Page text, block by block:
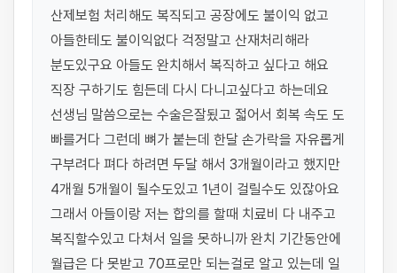
산제보험 처리해도 복직되고 공장에도 불이익 없고
아들한테도 불이익없다 걱정말고 산재처리해라
분도있구요 아들도 완치해서 복직하고 싶다고 해요
직장 구하기도 힘든데 다시 다니고싶다고 하는데요
선생님 말씀으로는 수술은잘됬고 젋어서 회복 속도 도
빠를거다 그런데 뼈가 붙는데 한달 손가락을 자유롭게
구부려다 펴다 하려면 두달 해서 3개월이라고 했지만
4개월 5개월이 될수도있고 1년이 걸릴수도 있잖아요
그래서 아들이랑 저는 합의를 할때 치료비 다 내주고
복직할수있고 다쳐서 일을 못하니까 완치 기간동안에
월급은 다 못받고 70프로만 되는걸로 알고 있는데 일